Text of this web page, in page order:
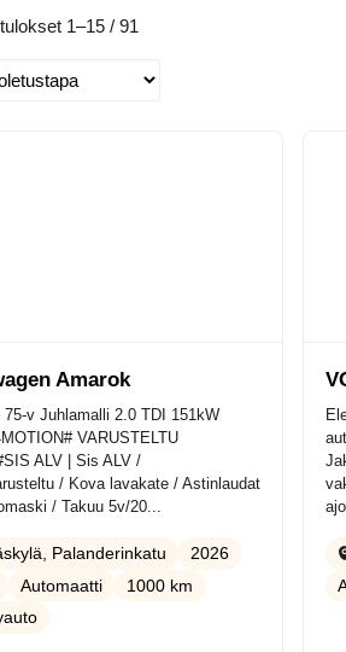
1–15 / 91
Amarok
75-v Juhlamalli 2.0 TDI 151kW
VARUSTELTU
ALV | Sis ALV /
/ Kova lavakate / Astinlaudat
/ Takuu 5v/20...
Palanderinkatu
2026
Automaatti
1000 km